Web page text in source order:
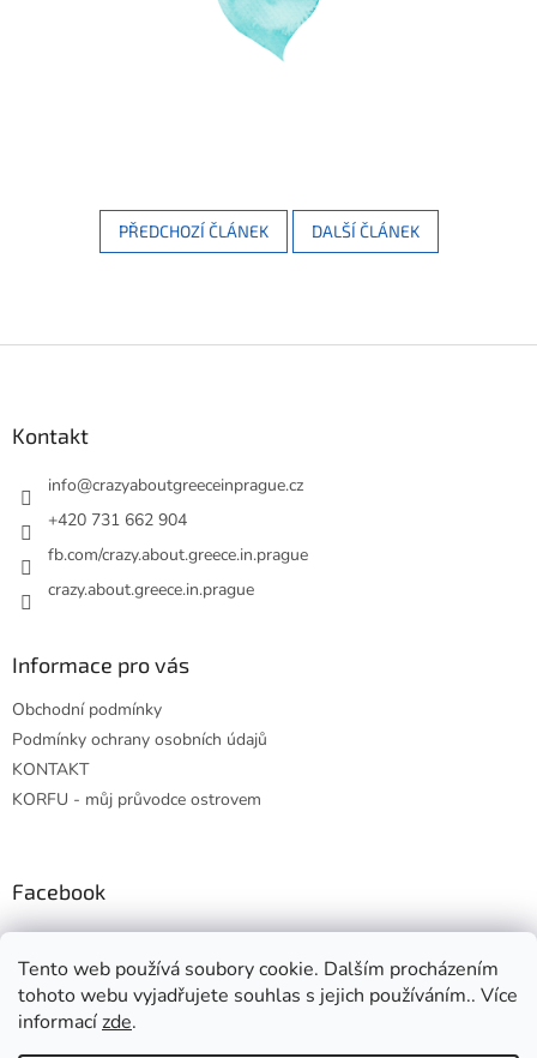
Tento web používá soubory cookie. Dalším procházením
tohoto webu vyjadřujete souhlas s jejich používáním.. Více
informacízde.
PŘEDCHOZÍ ČLÁNEK DALŠÍ ČLÁNEK
Kontakt
info@crazyaboutgreeceinprague.cz
+420 731 662 904
fb.com/crazy.about.greece.in.prague
crazy.about.greece.in.prague
Informace pro vás
Obchodní podmínky
Podmínky ochrany osobních údajů
KONTAKT
KORFU - můj průvodce ostrovem
Facebook